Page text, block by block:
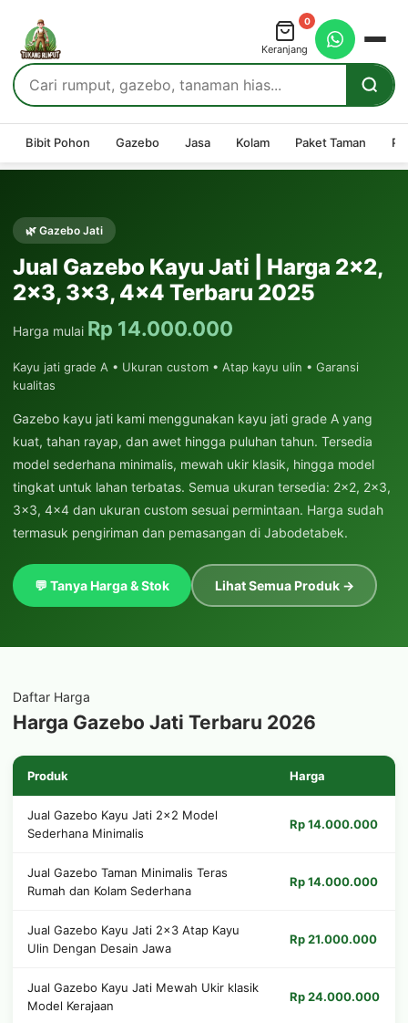
0
Keranjang
Bibit Pohon Gazebo Jasa Kolam Paket Taman
🌿 Gazebo Jati
Jual Gazebo Kayu Jati | Harga 2x2,
2x3, 3x3, 4x4 Terbaru 2025
Harga mulai Rp 14.000.000
Kayu jati grade A • Ukuran custom • Atap kayu ulin • Garansi
kualitas
Gazebo kayu jati kami menggunakan kayu jati grade A yang
kuat, tahan rayap, dan awet hingga puluhan tahun. Tersedia
model sederhana minimalis, mewah ukir klasik, hingga model
tingkat untuk lahan terbatas. Semua ukuran tersedia: 2x2, 2x3,
3x3, 4x4 dan ukuran custom sesuai permintaan. Harga sudah
termasuk pengiriman dan pemasangan di Jabodetabek.
💬 Tanya Harga & Stok Lihat Semua Produk →
Daftar Harga
Harga Gazebo Jati Terbaru 2026
Produk Harga
Jual Gazebo Kayu Jati 2x2 Model
Sederhana Minimalis
Rp 14.000.000
Jual Gazebo Taman Minimalis Teras
Rumah dan Kolam Sederhana
Rp 14.000.000
Jual Gazebo Kayu Jati 2x3 Atap Kayu
Ulin Dengan Desain Jawa
Rp 21.000.000
Jual Gazebo Kayu Jati Mewah Ukir klasik
Model Kerajaan
Rp 24.000.000